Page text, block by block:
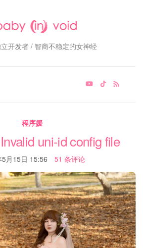
开发者 / 智商不稳定的女神经
程序媛
uni-id config file
月15日 15:56 51 条评论